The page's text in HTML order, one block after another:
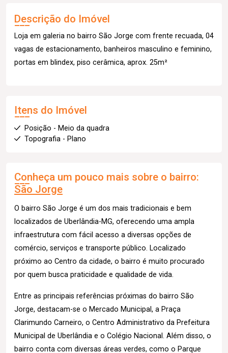
Descrição do Imóvel
Loja em galeria no bairro São Jorge com frente recuada, 04
vagas de estacionamento, banheiros masculino e feminino,
portas em blindex, piso cerâmica, aprox. 25m²
Itens do Imóvel
Posição - Meio da quadra
Topografia - Plano
Conheça um pouco mais sobre o bairro:
São Jorge
O bairro São Jorge é um dos mais tradicionais e bem
localizados de Uberlândia-MG, oferecendo uma ampla
infraestrutura com fácil acesso a diversas opções de
comércio, serviços e transporte público. Localizado
próximo ao Centro da cidade, o bairro é muito procurado
por quem busca praticidade e qualidade de vida.
Entre as principais referências próximas do bairro São
Jorge, destacam-se o Mercado Municipal, a Praça
Clarimundo Carneiro, o Centro Administrativo da Prefeitura
Municipal de Uberlândia e o Colégio Nacional. Além disso, o
bairro conta com diversas áreas verdes, como o Parque